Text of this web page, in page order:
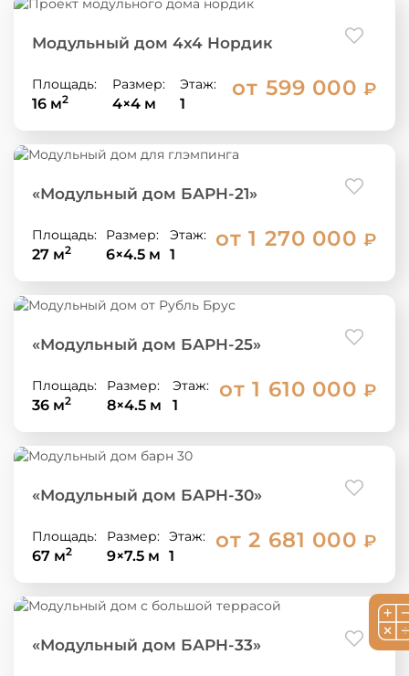
Модульный дом 4х4 Нордик
Площадь:
16 м2
Размер:
4×4 м
Этаж:
1
от 599 000 ₽
«Модульный дом БАРН-21»
Площадь:
27 м2
Размер:
6×4.5 м
Этаж:
1
от 1 270 000 ₽
«Модульный дом БАРН-25»
Площадь:
36 м2
Размер:
8×4.5 м
Этаж:
1
от 1 610 000 ₽
«Модульный дом БАРН-30»
Площадь:
67 м2
Размер:
9×7.5 м
Этаж:
1
от 2 681 000 ₽
«Модульный дом БАРН-33»